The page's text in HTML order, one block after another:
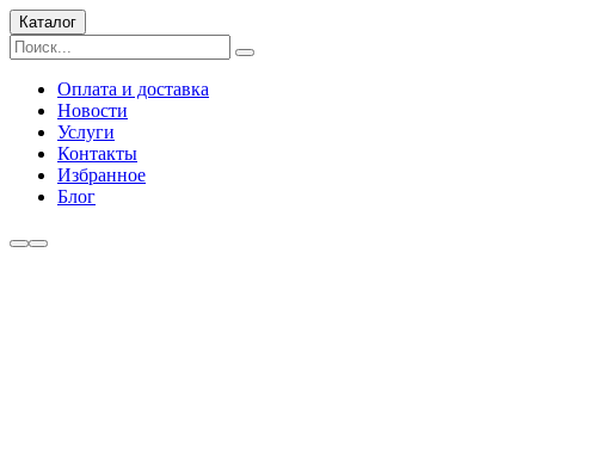
Каталог
Оплата и доставка
Новости
Услуги
Контакты
Избранное
Блог